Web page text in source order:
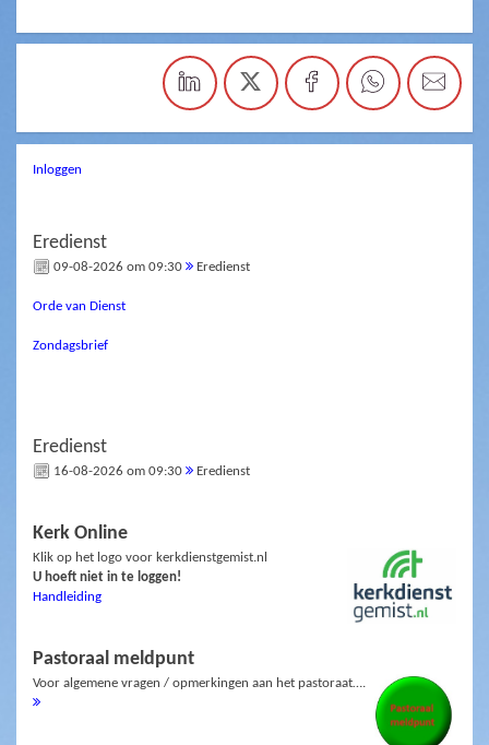
Inloggen
Eredienst
09-08-2026 om 09:30 Eredienst
Orde van Dienst
Zondagsbrief
Eredienst
16-08-2026 om 09:30 Eredienst
Kerk Online
Klik op het logo voor kerkdienstgemist.nl
U hoeft niet in te loggen!
Handleiding
Pastoraal meldpunt
Voor algemene vragen / opmerkingen aan het pastoraat….